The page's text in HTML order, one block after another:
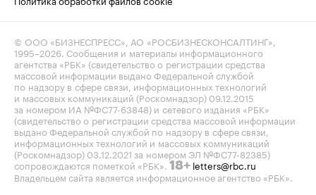
© ООО «БИЗНЕСПРЕСС», АО «РОСБИЗНЕСКОНСАЛТИНГ»,
1995–2026. Сообщения и материалы информационного
агентства «РБК» (свидетельство о регистрации средства
массовой информации выдано Федеральной службой
по надзору в сфере связи, информационных технологий
и массовых коммуникаций (Роскомнадзор) 09.12.2015
за номером ИА №ФС77-63848) и сетевого издания «РБК»
(свидетельство о регистрации средства массовой информации
выдано Федеральной службой по надзору в сфере связи,
информационных технологий и массовых коммуникаций
(Роскомнадзор) 03.12.2021 за номером ЭЛ №ФС77-82385)
сопровождаются пометкой «РБК». 18+ letters@rbc.ru
Владельцем сайта является информационное агентство «РБК».